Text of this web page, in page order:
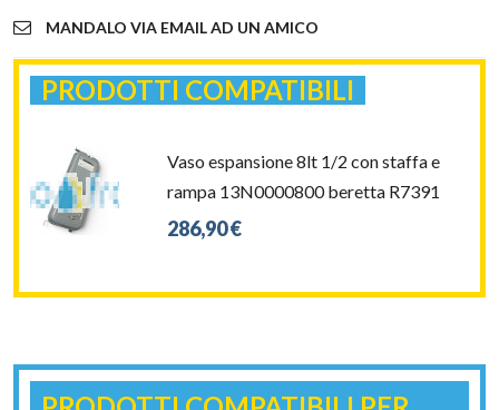
MANDALO VIA EMAIL AD UN AMICO
PRODOTTI COMPATIBILI
Vaso espansione 8lt 1/2 con staffa e
rampa 13N0000800 beretta R7391
286,90 €